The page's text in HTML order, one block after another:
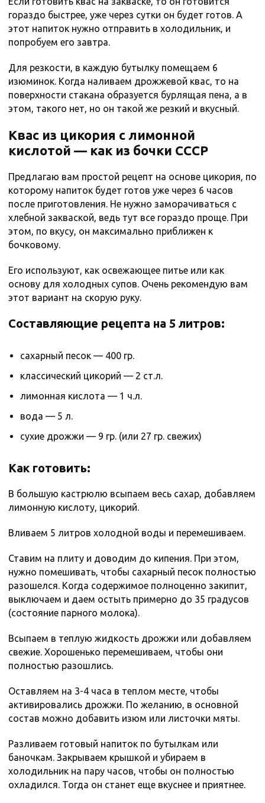
гораздо быстрее, уже через сутки он будет готов. А
этот напиток нужно отправить в холодильник, и
попробуем его завтра.
Для резкости, в каждую бутылку помещаем 6
изюминок. Когда наливаем дрожжевой квас, то на
поверхности стакана образуется бурлящая пена, а в
этом, такого нет, но он такой же резкий и вкусный.
Квас из цикория с лимонной
кислотой — как из бочки СССР
Предлагаю вам простой рецепт на основе цикория, по
которому напиток будет готов уже через 6 часов
после приготовления. Не нужно заморачиваться с
хлебной закваской, ведь тут все гораздо проще. При
этом, по вкусу, он максимально приближен к
бочковому.
Его используют, как освежающее питье или как
основу для холодных супов. Очень рекомендую вам
этот вариант на скорую руку.
Составляющие рецепта на 5 литров:
сахарный песок — 400 гр.
классический цикорий — 2 ст.л.
лимонная кислота — 1 ч.л.
вода — 5 л.
сухие дрожжи — 9 гр. (или 27 гр. свежих)
Как готовить:
В большую кастрюлю всыпаем весь сахар, добавляем
лимонную кислоту, цикорий.
Вливаем 5 литров холодной воды и перемешиваем.
Ставим на плиту и доводим до кипения. При этом,
нужно помешивать, чтобы сахарный песок полностью
разошелся. Когда содержимое полноценно закипит,
выключаем и даем остыть примерно до 35 градусов
(состояние парного молока).
Всыпаем в теплую жидкость дрожжи или добавляем
свежие. Хорошенько перемешиваем, чтобы они
полностью разошлись.
Оставляем на 3-4 часа в теплом месте, чтобы
активировались дрожжи. По желанию, в основной
состав можно добавить изюм или листочки мяты.
Разливаем готовый напиток по бутылкам или
баночкам. Закрываем крышкой и убираем в
холодильник на пару часов, чтобы он полностью
охладился. Тогда он станет еще вкуснее и приятнее.